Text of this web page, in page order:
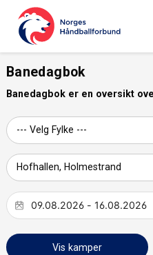
Banedagbok
Banedagbok er en oversikt
Vis kamper